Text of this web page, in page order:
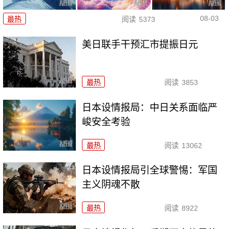
最热 阅读 5373 08-03
美日联手干预汇市提振日元
最热 阅读 3853
日本设情报局：中日关系面临严
峻安全考验
最热 阅读 13062
日本设情报局引全球警惕：军国
主义阴魂不散
最热 阅读 8922